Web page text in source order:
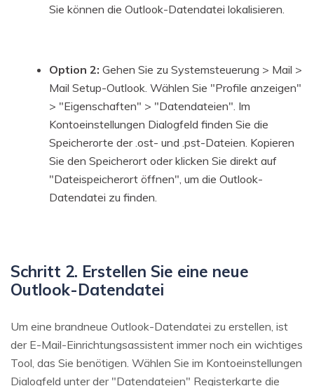
Sie können die Outlook-Datendatei lokalisieren.
Option 2: Gehen Sie zu Systemsteuerung > Mail >
Mail Setup-Outlook. Wählen Sie "Profile anzeigen"
> "Eigenschaften" > "Datendateien". Im
Kontoeinstellungen Dialogfeld finden Sie die
Speicherorte der .ost- und .pst-Dateien. Kopieren
Sie den Speicherort oder klicken Sie direkt auf
"Dateispeicherort öffnen", um die Outlook-
Datendatei zu finden.
Schritt 2. Erstellen Sie eine neue
Outlook-Datendatei
Um eine brandneue Outlook-Datendatei zu erstellen, ist
der E-Mail-Einrichtungsassistent immer noch ein wichtiges
Tool, das Sie benötigen. Wählen Sie im Kontoeinstellungen
Dialogfeld unter der "Datendateien" Registerkarte die